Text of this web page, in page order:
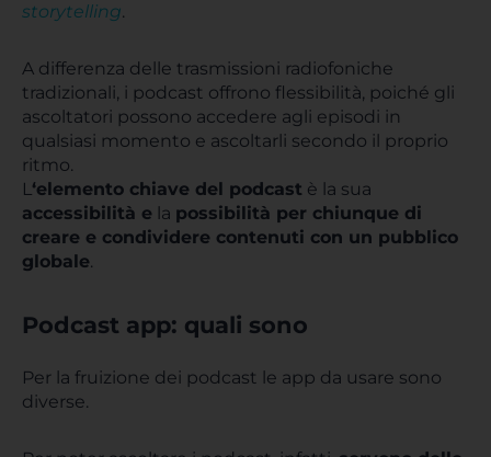
storytelling.
A differenza delle trasmissioni radiofoniche
tradizionali, i podcast offrono flessibilità, poiché gli
ascoltatori possono accedere agli episodi in
qualsiasi momento e ascoltarli secondo il proprio
ritmo.
L‘elemento chiave del podcast è la sua
accessibilità e la possibilità per chiunque di
creare e condividere contenuti con un pubblico
globale.
Podcast app: quali sono
Per la fruizione dei podcast le app da usare sono
diverse.